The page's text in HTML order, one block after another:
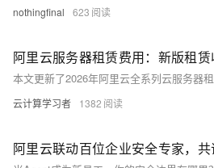
nothingfinal 623
云计算学习者 1382